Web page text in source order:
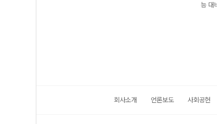
능 대
회사소개 언론보도 사회공헌